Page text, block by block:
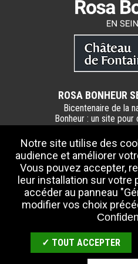
ROSA BONHEUR
Bicentenaire de la
Bonheur : un site
> Département de
> Château
> Château de
INFOS
Notre site utilise des
audience et améliorer
Vous pouvez accepter,
leur installation sur
accéder au panneau
modifier vos choix
✓ TOUT ACCEPTER